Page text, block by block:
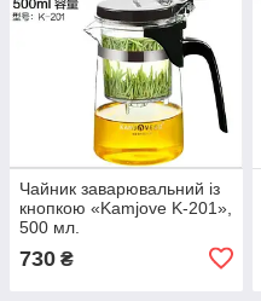
Чайник заварювальний із
кнопкою «Kamjove K-201»,
500 мл.
730 ₴